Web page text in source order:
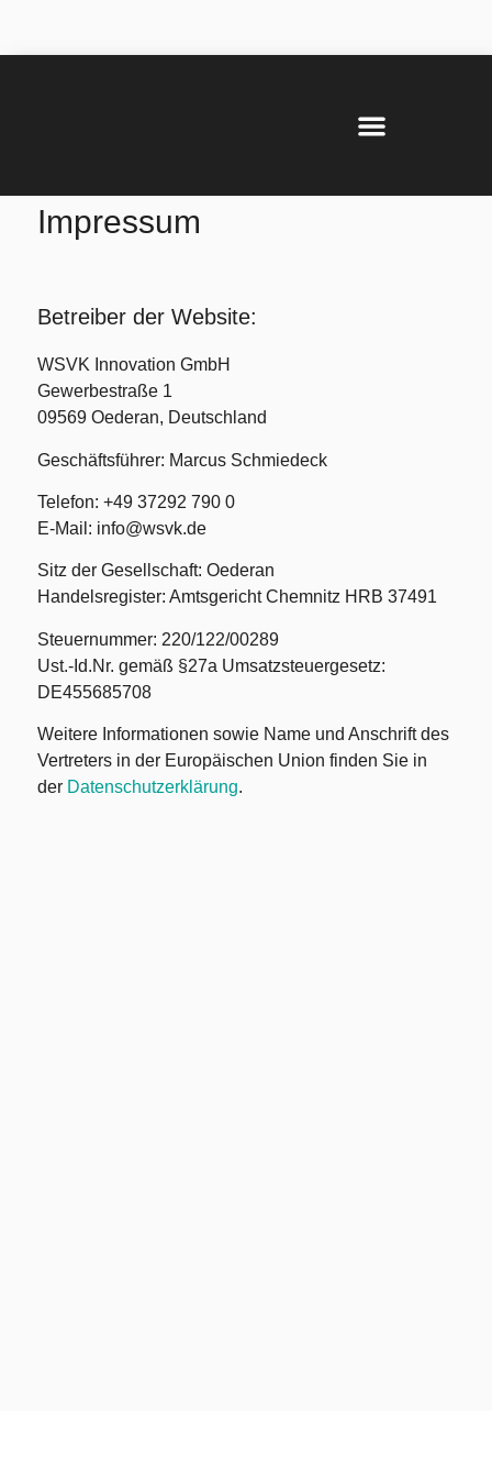
Impressum
Betreiber der Website:
WSVK Innovation GmbH
Gewerbestraße 1
09569 Oederan, Deutschland
Geschäftsführer: Marcus Schmiedeck
Telefon: +49 37292 790 0
E-Mail: info@wsvk.de
Sitz der Gesellschaft: Oederan
Handelsregister: Amtsgericht Chemnitz HRB 37491
Steuernummer: 220/122/00289
Ust.-Id.Nr. gemäß §27a Umsatzsteuergesetz:
DE455685708
Weitere Informationen sowie Name und Anschrift des
Vertreters in der Europäischen Union finden Sie in
der Datenschutzerklärung.